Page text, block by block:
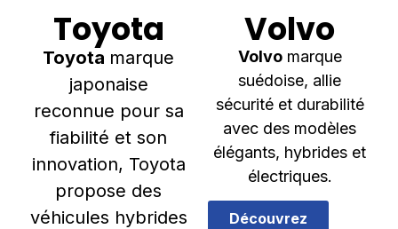
Toyota
Toyota marque
japonaise
reconnue pour sa
fiabilité et son
innovation, Toyota
propose des
véhicules hybrides
Volvo
Volvomarque
suédoise, allie
sécurité et durabilité
avec des modèles
élégants, hybrides et
électriques.
Découvrez